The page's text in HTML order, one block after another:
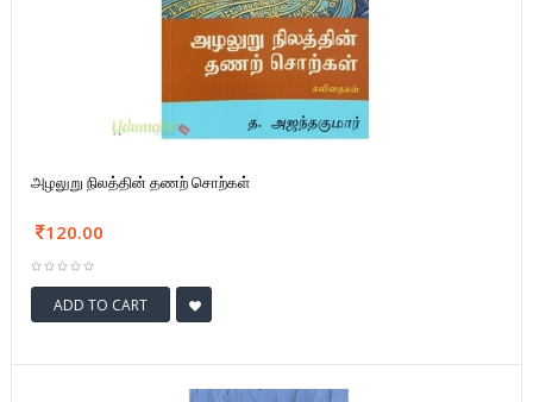
அழலுறு நிலத்தின் தணற் சொற்கள்
120.00
ADD TO CART